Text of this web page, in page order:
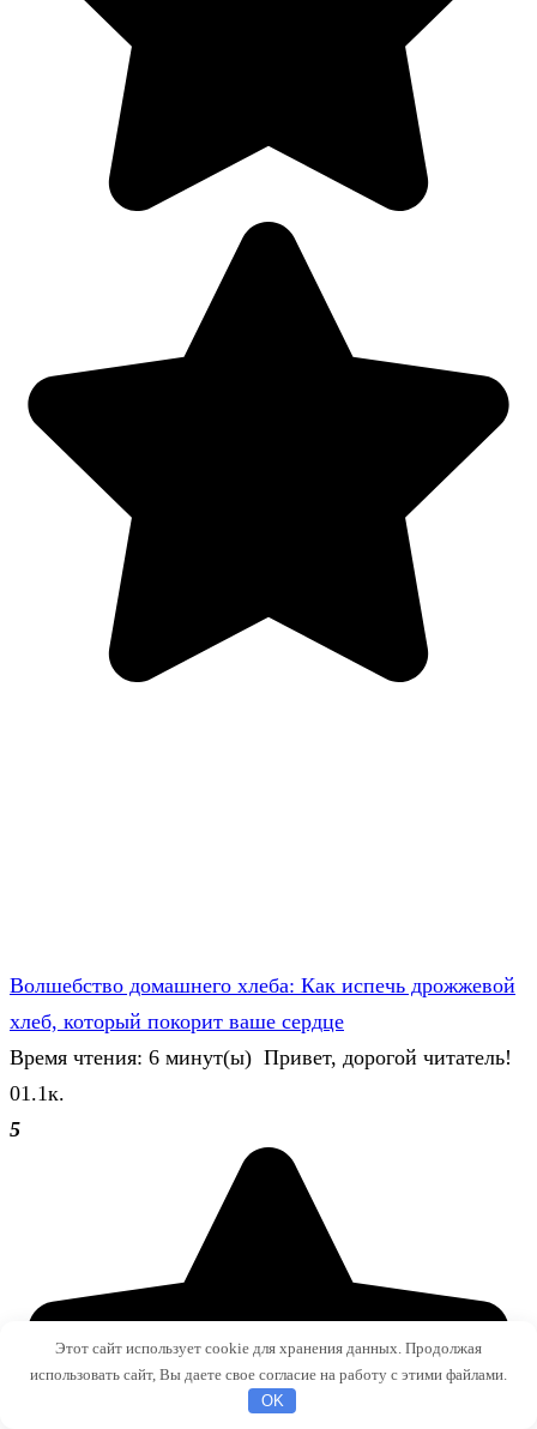
Волшебство домашнего хлеба: Как испечь дрожжевой
хлеб, который покорит ваше сердце
Время чтения: 6 минут(ы) Привет, дорогой читатель!
01.1к.
5
Этот сайт использует cookie для хранения данных. Продолжая
использовать сайт, Вы даете свое согласие на работу с этими файлами.
OK